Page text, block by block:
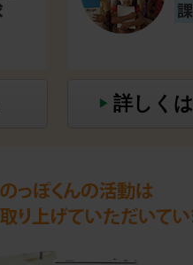
▶ 詳しく